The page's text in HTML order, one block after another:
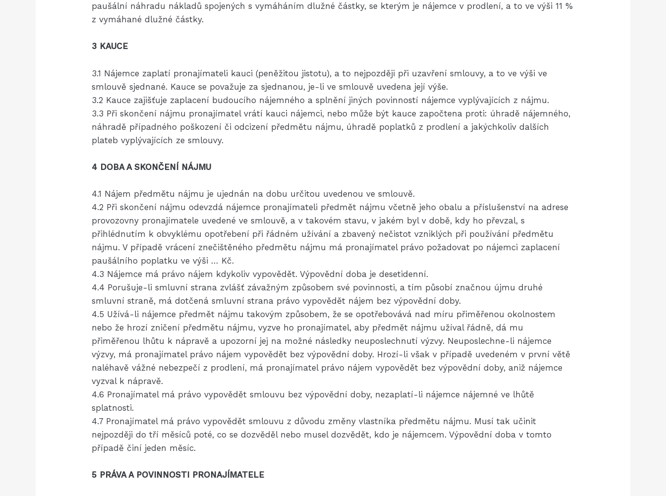
paušální náhradu nákladů spojených s vymáháním dlužné částky, se kterým je nájemce v prodlení, a to ve výši 11 %
z vymáhané dlužné částky.
3 KAUCE
3.1 Nájemce zaplatí pronajímateli kauci (peněžitou jistotu), a to nejpozději při uzavření smlouvy, a to ve výši ve
smlouvě sjednané. Kauce se považuje za sjednanou, je-li ve smlouvě uvedena její výše.
3.2 Kauce zajišťuje zaplacení budoucího nájemného a splnění jiných povinností nájemce vyplývajících z nájmu.
3.3 Při skončení nájmu pronajímatel vrátí kauci nájemci, nebo může být kauce započtena proti: úhradě nájemného,
náhradě případného poškození či odcizení předmětu nájmu, úhradě poplatků z prodlení a jakýchkoliv dalších
plateb vyplývajících ze smlouvy.
4 DOBA A SKONČENÍ NÁJMU
4.1 Nájem předmětu nájmu je ujednán na dobu určitou uvedenou ve smlouvě.
4.2 Při skončení nájmu odevzdá nájemce pronajímateli předmět nájmu včetně jeho obalu a příslušenství na adrese
provozovny pronajímatele uvedené ve smlouvě, a v takovém stavu, v jakém byl v době, kdy ho převzal, s
přihlédnutím k obvyklému opotřebení při řádném užívání a zbavený nečistot vzniklých při používání předmětu
nájmu. V případě vrácení znečištěného předmětu nájmu má pronajímatel právo požadovat po nájemci zaplacení
paušálního poplatku ve výši … Kč.
4.3 Nájemce má právo nájem kdykoliv vypovědět. Výpovědní doba je desetidenní.
4.4 Porušuje-li smluvní strana zvlášť závažným způsobem své povinnosti, a tím působí značnou újmu druhé
smluvní straně, má dotčená smluvní strana právo vypovědět nájem bez výpovědní doby.
4.5 Užívá-li nájemce předmět nájmu takovým způsobem, že se opotřebovává nad míru přiměřenou okolnostem
nebo že hrozí zničení předmětu nájmu, vyzve ho pronajímatel, aby předmět nájmu užíval řádně, dá mu
přiměřenou lhůtu k nápravě a upozorní jej na možné následky neuposlechnutí výzvy. Neuposlechne-li nájemce
výzvy, má pronajímatel právo nájem vypovědět bez výpovědní doby. Hrozí-li však v případě uvedeném v první větě
naléhavě vážné nebezpečí z prodlení, má pronajímatel právo nájem vypovědět bez výpovědní doby, aniž nájemce
vyzval k nápravě.
4.6 Pronajímatel má právo vypovědět smlouvu bez výpovědní doby, nezaplatí-li nájemce nájemné ve lhůtě
splatnosti.
4.7 Pronajímatel má právo vypovědět smlouvu z důvodu změny vlastníka předmětu nájmu. Musí tak učinit
nejpozději do tří měsíců poté, co se dozvěděl nebo musel dozvědět, kdo je nájemcem. Výpovědní doba v tomto
případě činí jeden měsíc.
5 PRÁVA A POVINNOSTI PRONAJÍMATELE